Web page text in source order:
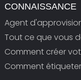
CONNAISSANCE
Agent
Tout ce que vous
Comment créer
Comment